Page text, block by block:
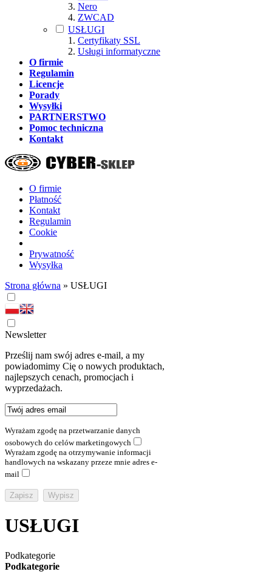
Nero
ZWCAD
USŁUGI
Certyfikaty SSL
Usługi informatyczne
O firmie
Regulamin
Licencje
Porady
Wysyłki
PARTNERSTWO
Pomoc techniczna
Kontakt
O firmie
Płatność
Kontakt
Regulamin
Cookie
Prywatność
Wysyłka
Strona główna » USŁUGI
Newsletter
Prześlij nam swój adres e-mail, a my
powiadomimy Cię o nowych produktach,
najlepszych cenach, promocjach i
wyprzedażach.
Wyrażam zgodę na przetwarzanie danych
osobowych do celów marketingowych
Wyrażam zgodę na otrzymywanie informacji
handlowych na wskazany przeze mnie adres e-
mail
USŁUGI
Podkategorie
Podkategorie